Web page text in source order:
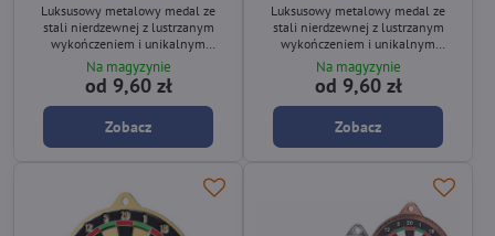
Luksusowy metalowy medal ze
stali nierdzewnej z lustrzanym
wykończeniem i unikalnym
nadrukiem UV.
Na magyzynie
od 9,60 zł
Zobacz
Luksusowy metalowy medal ze
stali nierdzewnej z lustrzanym
wykończeniem i unikalnym
nadrukiem UV.
Na magyzynie
od 9,60 zł
Zobacz